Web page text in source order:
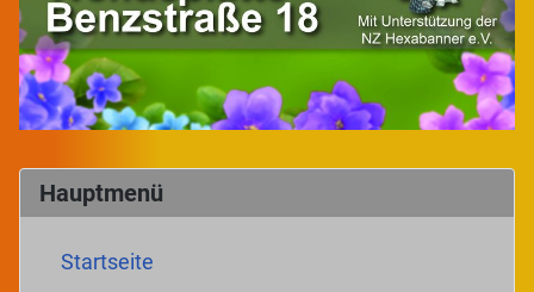
Hauptmenü
Startseite